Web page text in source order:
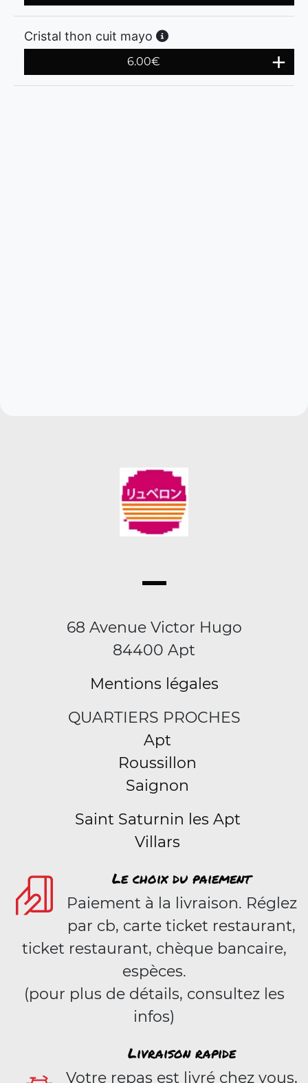
Cristal thon cuit mayo
6.00€
68 Avenue Victor Hugo
84400 Apt
Mentions légales
QUARTIERS PROCHES
Apt
Roussillon
Saignon
Saint Saturnin les Apt
Villars
Le choix du paiement
Paiement à la livraison. Réglez
par cb, carte ticket restaurant,
ticket restaurant, chèque bancaire,
espèces.
(pour plus de détails, consultez les
infos)
Livraison rapide
Votre repas est livré chez vous,